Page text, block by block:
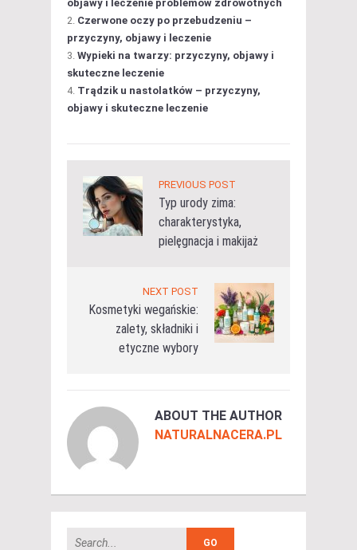
objawy i leczenie problemów zdrowotnych
Czerwone oczy po przebudzeniu –
przyczyny, objawy i leczenie
Wypieki na twarzy: przyczyny, objawy i
skuteczne leczenie
Trądzik u nastolatków – przyczyny,
objawy i skuteczne leczenie
PREVIOUS POST
Typ urody zima:
charakterystyka,
pielęgnacja i makijaż
NEXT POST
Kosmetyki wegańskie:
zalety, składniki i
etyczne wybory
ABOUT THE AUTHOR
NATURALNACERA.PL